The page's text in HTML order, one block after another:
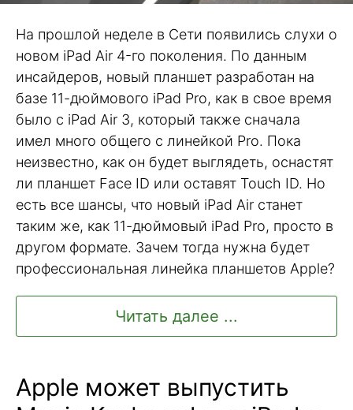
На прошлой неделе в Сети появились слухи о
новом iPad Air 4-го поколения. По данным
инсайдеров, новый планшет разработан на
базе 11-дюймового iPad Pro, как в свое время
было с iPad Air 3, который также сначала
имел много общего с линейкой Pro. Пока
неизвестно, как он будет выглядеть, оснастят
ли планшет Face ID или оставят Touch ID. Но
есть все шансы, что новый iPad Air станет
таким же, как 11-дюймовый iPad Pro, просто в
другом формате. Зачем тогда нужна будет
профессиональная линейка планшетов Apple?
Читать далее ...
Apple может выпустить